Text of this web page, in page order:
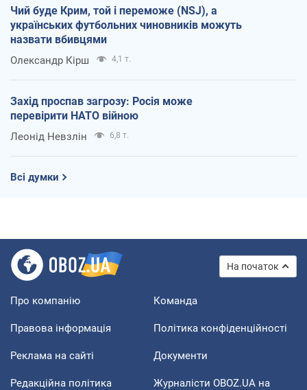
Чий буде Крим, той і переможе (NSJ), а
українських футбольних чиновників можуть
назвати вбивцями
Олександр Кірш 4,1 т.
Захід проспав загрозу: Росія може
перевірити НАТО війною
Леонід Невзлін 6,8 т.
Всі думки
На початок
Про компанію Команда
Правова інформація Політика конфіденційності
Реклама на сайті Документи
Редакційна політика
Журналісти OBOZ.UA на